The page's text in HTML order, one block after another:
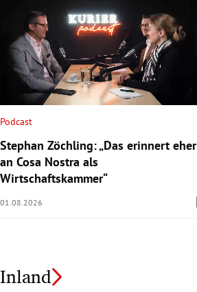
Podcast
Stephan Zöchling: „Das erinnert eher
an Cosa Nostra als
Wirtschaftskammer“
01.08.2026
Inland